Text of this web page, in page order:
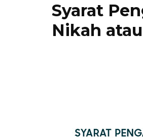
Syarat
Nikah